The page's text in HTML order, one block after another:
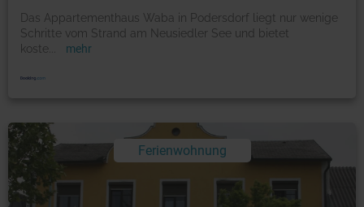
Das Appartementhaus Waba in Podersdorf liegt nur wenige
Schritte vom Strand am Neusiedler See und bietet
koste
mehr
Ferienwohnung